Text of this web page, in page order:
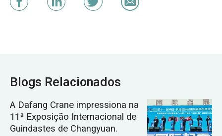
Blogs Relacionados
A Dafang Crane impressiona na
11ª Exposição Internacional de
Guindastes de Changyuan.